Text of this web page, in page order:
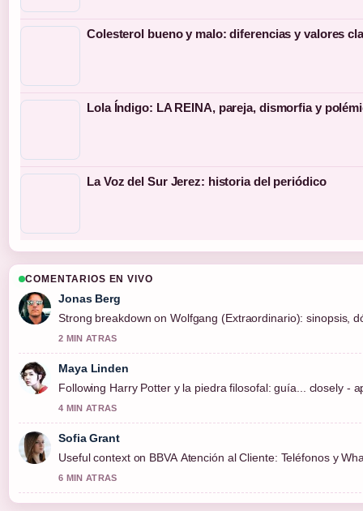
Colesterol bueno y malo: diferencias y valores
Lola Índigo: LA REINA, pareja, dismorfia y
La Voz del Sur Jerez: historia del periódico
COMENTARIOS EN VIVO
Jonas Berg
Strong breakdown on Wolfgang (Extraordinario): sinopsis,
2 MIN ATRAS
Maya Linden
Following Harry Potter y la piedra filosofal: guía... closely -
4 MIN ATRAS
Sofia Grant
Useful context on BBVA Atención al Cliente: Teléfonos y
6 MIN ATRAS